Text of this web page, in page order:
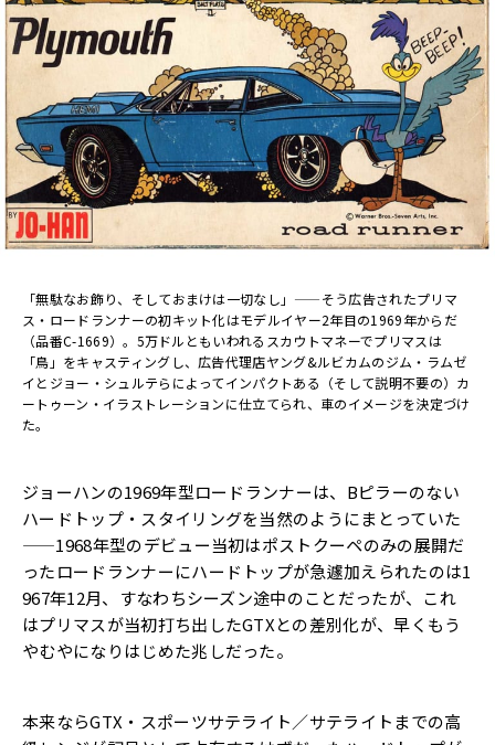
「無駄なお飾り、そしておまけは一切なし」——そう広告されたプリマ
ス・ロードランナーの初キット化はモデルイヤー2年目の1969年からだ
（品番C-1669）。5万ドルともいわれるスカウトマネーでプリマスは
「鳥」をキャスティングし、広告代理店ヤング&ルビカムのジム・ラムゼ
イとジョー・シュルテらによってインパクトある（そして説明不要の）カ
ートゥーン・イラストレーションに仕立てられ、車のイメージを決定づけ
た。
ジョーハンの1969年型ロードランナーは、 Bピラーのない
ハードトップ・ スタイリングを当然のようにまとっていた
——1968年型のデビュー当初はポストクーペのみの展開だ
ったロー ドランナーにハードトップが急遽加えられたのは1
967年12月、すなわちシーズン途中のことだったが、 これ
はプリマスが当初打ち出したGTXとの差別化が、早くもう
やむやになりはじめた兆しだった。
本来ならGTX・スポーツサテライト／サテライトまでの高